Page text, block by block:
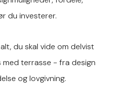
du investerer.
du skal vide om delvist
med terrasse - fra design
og lovgivning.